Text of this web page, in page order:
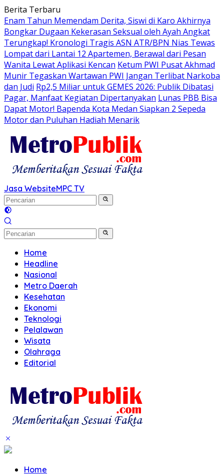
Langsung
ke
konten
Berita Terbaru
Enam Tahun Memendam Derita, Siswi di Karo Akhirnya
Bongkar Dugaan Kekerasan Seksual oleh Ayah Angkat
Terungkap! Kronologi Tragis ASN ATR/BPN Nias Tewas
Lompat dari Lantai 12 Apartemen, Berawal dari Pesan
Wanita Lewat Aplikasi Kencan Ketum PWI Pusat Akhmad
Munir Tegaskan Wartawan PWI Jangan Terlibat Narkoba
dan Judi Rp2,5 Miliar untuk GEMES 2026: Publik Dibatasi
Pagar, Manfaat Kegiatan Dipertanyakan Lunas PBB Bisa
Dapat Motor! Bapenda Kota Medan Siapkan 2 Sepeda
Motor dan Puluhan Hadiah Menarik
Jasa WebsiteMPC TV
Home
Headline
Nasional
Metro Daerah
Kesehatan
Ekonomi
Teknologi
Pelalawan
Wisata
Olahraga
Editorial
Home